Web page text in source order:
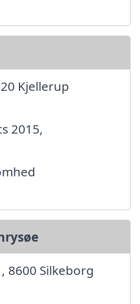
Kjellerup
2015,
8600 Silkeborg